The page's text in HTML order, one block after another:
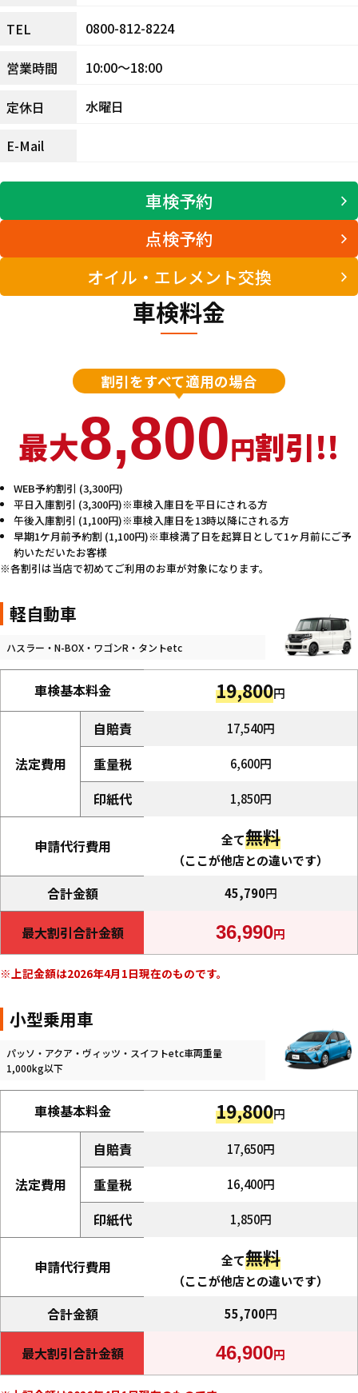
TEL 0800-812-8224
営業時間 10:00～18:00
定休日 水曜日
E-Mail
車検予約
点検予約
オイル・エレメント交換
車検料金
割引をすべて適用の場合
最大8,800円割引!!
WEB予約割引 (3,300円)
平日入庫割引 (3,300円)※車検入庫日を平日にされる方
午後入庫割引 (1,100円)※車検入庫日を13時以降にされる方
早期1ケ月前予約割 (1,100円)※車検満了日を起算日として1ヶ月前にご予
約いただいたお客様
各割引は当店で初めてご利用のお車が対象になります。
軽自動車
ハスラー・N-BOX・ワゴンR・タントetc
車検基本料金 19,800円
法定費用
自賠責 17,540円
重量税 6,600円
印紙代 1,850円
申請代行費用 全て無料
（ここが他店との違いです）
合計金額 45,790円
最大割引合計金額 36,990円
上記金額は2026年4月1日現在のものです。
小型乗用車
パッソ・アクア・ヴィッツ・スイフトetc車両重量
1,000kg以下
車検基本料金 19,800円
法定費用
自賠責 17,650円
重量税 16,400円
印紙代 1,850円
申請代行費用 全て無料
（ここが他店との違いです）
合計金額 55,700円
最大割引合計金額 46,900円